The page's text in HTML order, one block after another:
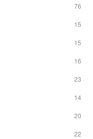
76
15
15
16
23
14
20
22